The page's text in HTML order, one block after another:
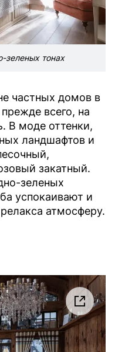
зеленых тонах
частных домов в
всего, на
В моде оттенки,
ландшафтов и
закатный.
зеленых
успокаивают и
атмосферу.